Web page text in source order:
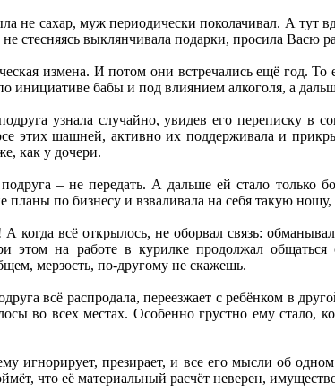
не сахар, муж периодически поколачивал. А тут
стесняясь выклянчивала подарки, просила Васю
измена. И потом они встречались ещё год. То
инициативе бабы и под влиянием алкоголя, а
узнала случайно, увидев его переписку в
этих шашней, активно их поддерживала и
как у дочери.
– не передать. А дальше ей стало только
планы по бизнесу и взваливала на себя такую
когда всё открылось, не оборвал связь:
этом на работе в курилке продолжал
мерзость, по-другому не скажешь.
всё распродала, переезжает с ребёнком в
во всех местах. Особенно грустно ему стало,
игнорирует, презирает, и все его мысли об
что её материальный расчёт неверен,